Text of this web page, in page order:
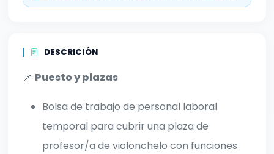
DESCRICIÓN
📌 Puesto y plazas
Bolsa de trabajo de personal laboral
temporal para cubrir una plaza de
profesor/a de violonchelo con funciones